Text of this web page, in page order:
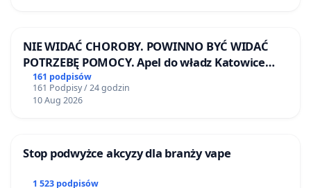
NIE WIDAĆ CHOROBY. POWINNO BYĆ WIDAĆ
POTRZEBĘ POMOCY. Apel do władz Katowice
Airport o przystąpienie do programu HIDDEN
DISABILITIES SUNFLOWER – SŁONECZNIK –
UKRYTE NIEPEŁNOSPRAWNOŚCI
161 podpisów
161 Podpisy / 24 godzin
10 Aug 2026
Stop podwyżce akcyzy dla branży vape
1 523 podpisów